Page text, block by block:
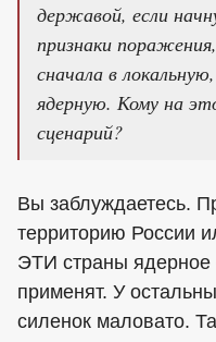
державой, если
признаки
сначала в
ядерную. Кому на
сценарий?
Вы заблуждаетесь.
территорию России
ЭТИ страны
применят. У
силенок маловато.